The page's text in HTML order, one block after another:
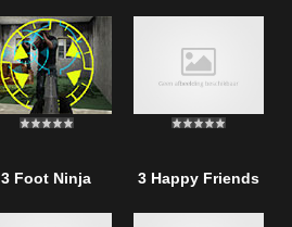
3 Foot Ninja 3 Happy Friends